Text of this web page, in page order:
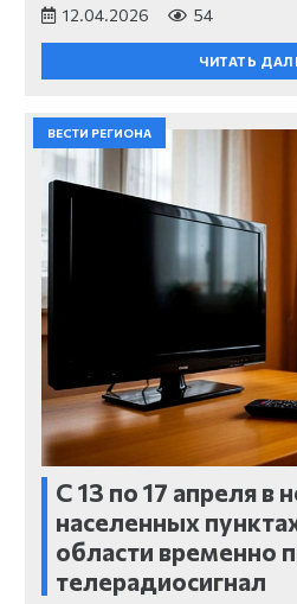
12.04.2026 54
ЧИТАТЬ
ВЕСТИ РЕГИОНА
С 13 по 17 апреля в
населенных
области временно
телерадиосигнал